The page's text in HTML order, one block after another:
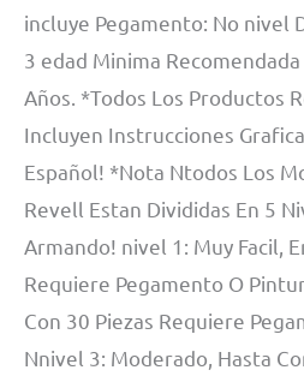
incluye Pegamento: No nivel
3 edad Minima
Años. *Todos Los Productos
Incluyen Instrucciones
Español! *Nota Ntodos Los
Revell Estan Divididas En 5
Armando! nivel 1: Muy Facil,
Requiere Pegamento O
Con 30 Piezas Requiere
Nnivel 3: Moderado, Hasta